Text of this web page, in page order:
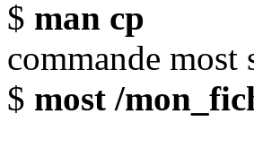
$ man cp
#
commande most
$ most /